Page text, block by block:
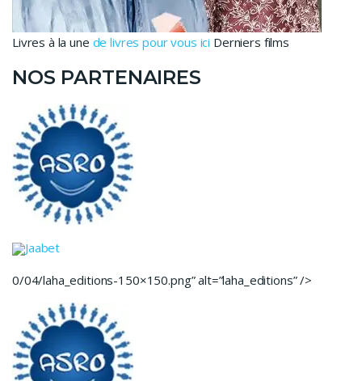
Livres à la une de livres pour vous ici Derniers films
NOS PARTENAIRES
Jaabet
0/04/laha_editions-150×150.png” alt=”laha_editions” />